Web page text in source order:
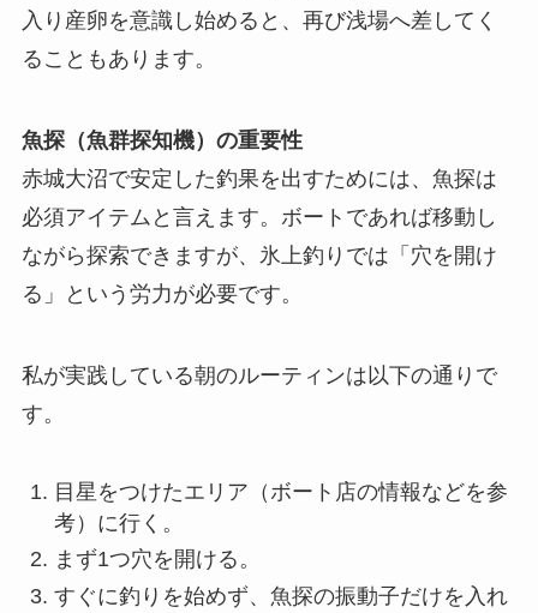
入り産卵を意識し始めると、再び浅場へ差してく
ることもあります。
魚探（魚群探知機）の重要性
赤城大沼で安定した釣果を出すためには、魚探は
必須アイテムと言えます。ボートであれば移動し
ながら探索できますが、氷上釣りでは「穴を開け
る」という労力が必要です。
私が実践している朝のルーティンは以下の通りで
す。
目星をつけたエリア（ボート店の情報などを参
考）に行く。
まず1つ穴を開ける。
すぐに釣りを始めず、魚探の振動子だけを入れ